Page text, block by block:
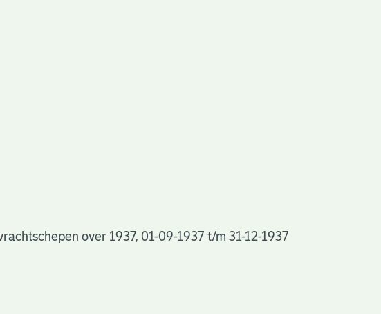
over 1937, 01-09-1937 t/m 31-12-1937